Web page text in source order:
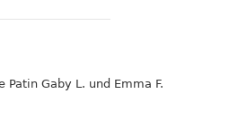
Gaby L. und Emma F.